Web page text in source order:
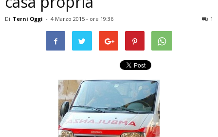
Di Terni Oggi - 4 Marzo 2015 - ore 19:36 1